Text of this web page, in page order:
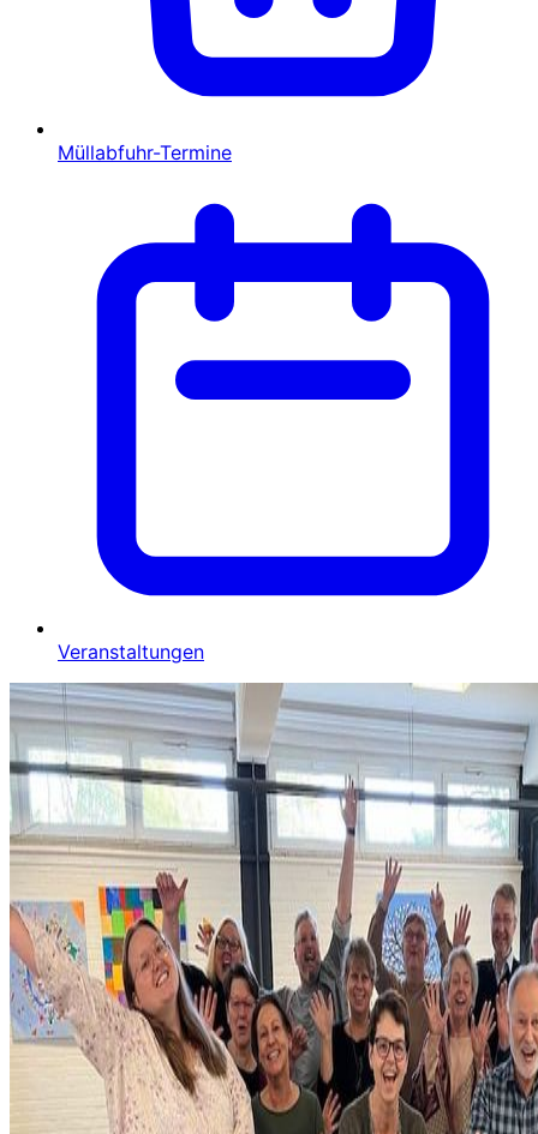
Müllabfuhr-Termine
Veranstaltungen